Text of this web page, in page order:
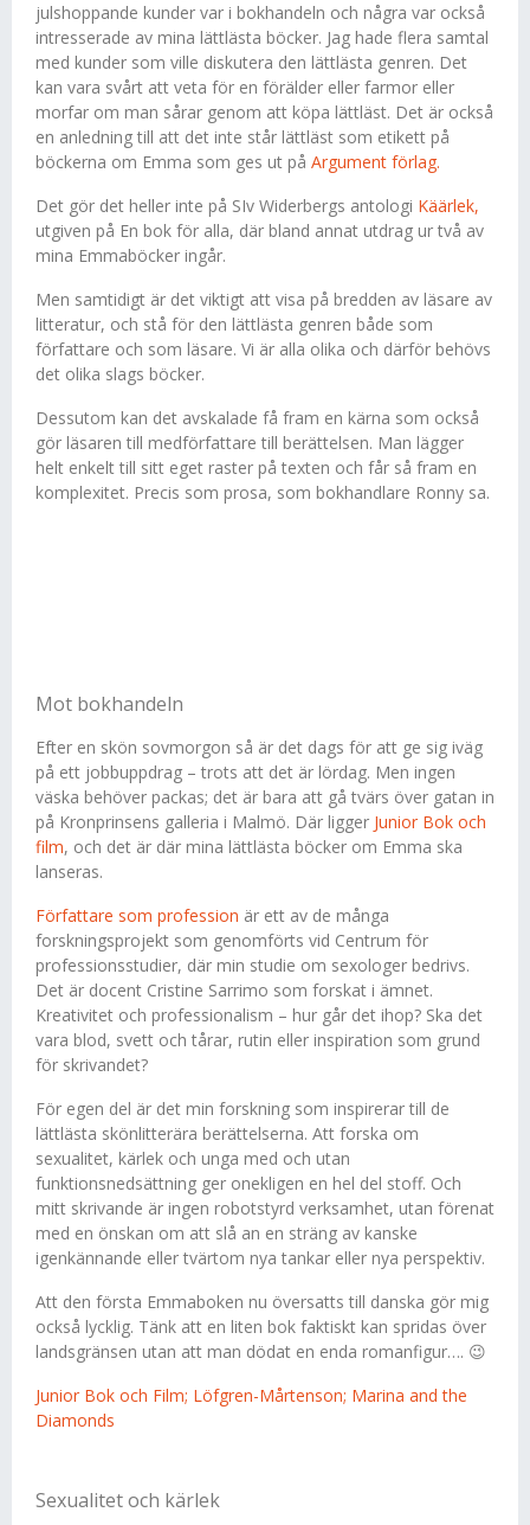
julshoppande kunder var i bokhandeln och några var också
intresserade av mina lättlästa böcker. Jag hade flera samtal
med kunder som ville diskutera den lättlästa genren. Det
kan vara svårt att veta för en förälder eller farmor eller
morfar om man sårar genom att köpa lättläst. Det är också
en anledning till att det inte står lättläst som etikett på
böckerna om Emma som ges ut på Argument förlag.
Det gör det heller inte på SIv Widerbergs antologi Käärlek,
utgiven på En bok för alla, där bland annat utdrag ur två av
mina Emmaböcker ingår.
Men samtidigt är det viktigt att visa på bredden av läsare av
litteratur, och stå för den lättlästa genren både som
författare och som läsare. Vi är alla olika och därför behövs
det olika slags böcker.
Dessutom kan det avskalade få fram en kärna som också
gör läsaren till medförfattare till berättelsen. Man lägger
helt enkelt till sitt eget raster på texten och får så fram en
komplexitet. Precis som prosa, som bokhandlare Ronny sa.
Mot bokhandeln
Efter en skön sovmorgon så är det dags för att ge sig iväg
på ett jobbuppdrag – trots att det är lördag. Men ingen
väska behöver packas; det är bara att gå tvärs över gatan in
på Kronprinsens galleria i Malmö. Där ligger Junior Bok och
film, och det är där mina lättlästa böcker om Emma ska
lanseras.
Författare som profession är ett av de många
forskningsprojekt som genomförts vid Centrum för
professionsstudier, där min studie om sexologer bedrivs.
Det är docent Cristine Sarrimo som forskat i ämnet.
Kreativitet och professionalism – hur går det ihop? Ska det
vara blod, svett och tårar, rutin eller inspiration som grund
för skrivandet?
För egen del är det min forskning som inspirerar till de
lättlästa skönlitterära berättelserna. Att forska om
sexualitet, kärlek och unga med och utan
funktionsnedsättning ger onekligen en hel del stoff. Och
mitt skrivande är ingen robotstyrd verksamhet, utan förenat
med en önskan om att slå an en sträng av kanske
igenkännande eller tvärtom nya tankar eller nya perspektiv.
Att den första Emmaboken nu översatts till danska gör mig
också lycklig. Tänk att en liten bok faktiskt kan spridas över
landsgränsen utan att man dödat en enda romanfigur…. 😉
Junior Bok och Film; Löfgren-Mårtenson; Marina and the
Diamonds
Sexualitet och kärlek